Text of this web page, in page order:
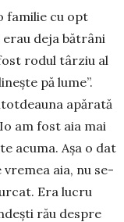
familie cu opt
deja bă­trâni
rodul târ­ziu al
pă lume”.
apă­rată
am fost aia mai
acuma. Așa o dat
vre­mea aia, nu se-
Era lucru
rău despre